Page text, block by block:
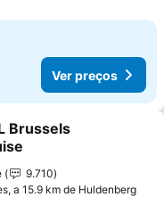
Ver preços
aos favoritos
Brussels
9.710
a 15.9 km de Huldenberg